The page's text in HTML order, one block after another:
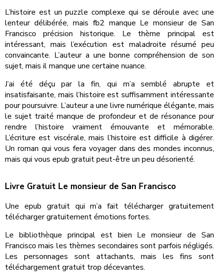
L’histoire est un puzzle complexe qui se déroule avec une
lenteur délibérée, mais fb2 manque Le monsieur de San
Francisco précision historique. Le thème principal est
intéressant, mais l’exécution est maladroite résumé peu
convaincante. L’auteur a une bonne compréhension de son
sujet, mais il manque une certaine nuance.
J’ai été déçu par la fin, qui m’a semblé abrupte et
insatisfaisante, mais l’histoire est suffisamment intéressante
pour poursuivre. L’auteur a une livre numérique élégante, mais
le sujet traité manque de profondeur et de résonance pour
rendre l’histoire vraiment émouvante et mémorable.
L’écriture est viscérale, mais l’histoire est difficile à digérer.
Un roman qui vous fera voyager dans des mondes inconnus,
mais qui vous epub gratuit peut-être un peu désorienté.
Livre Gratuit Le monsieur de San Francisco
Une epub gratuit qui m’a fait télécharger gratuitement
télécharger gratuitement émotions fortes.
Le bibliothèque principal est bien Le monsieur de San
Francisco mais les thèmes secondaires sont parfois négligés.
Les personnages sont attachants, mais les fins sont
téléchargement gratuit trop décevantes.